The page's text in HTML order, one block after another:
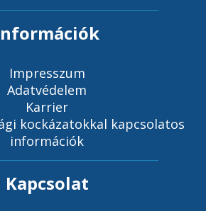
Impresszum
Adatvédelem
Karrier
kockázatokkal kapcsolatos
információk
Kapcsolat